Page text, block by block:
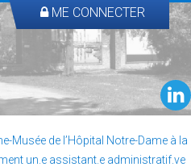
ME CONNECTER
Musée de l’Hôpital Notre-Dame à la
un.e assistant.e administratif.ve